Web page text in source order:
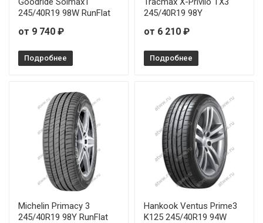
245/40R19 98W RunFlat
от 9 740 ₽
Подробнее
245/40R19 98Y
от 6 210 ₽
Подробнее
Michelin Primacy 3
245/40R19 98Y RunFlat
Hankook Ventus Prime3
K125 245/40R19 94W